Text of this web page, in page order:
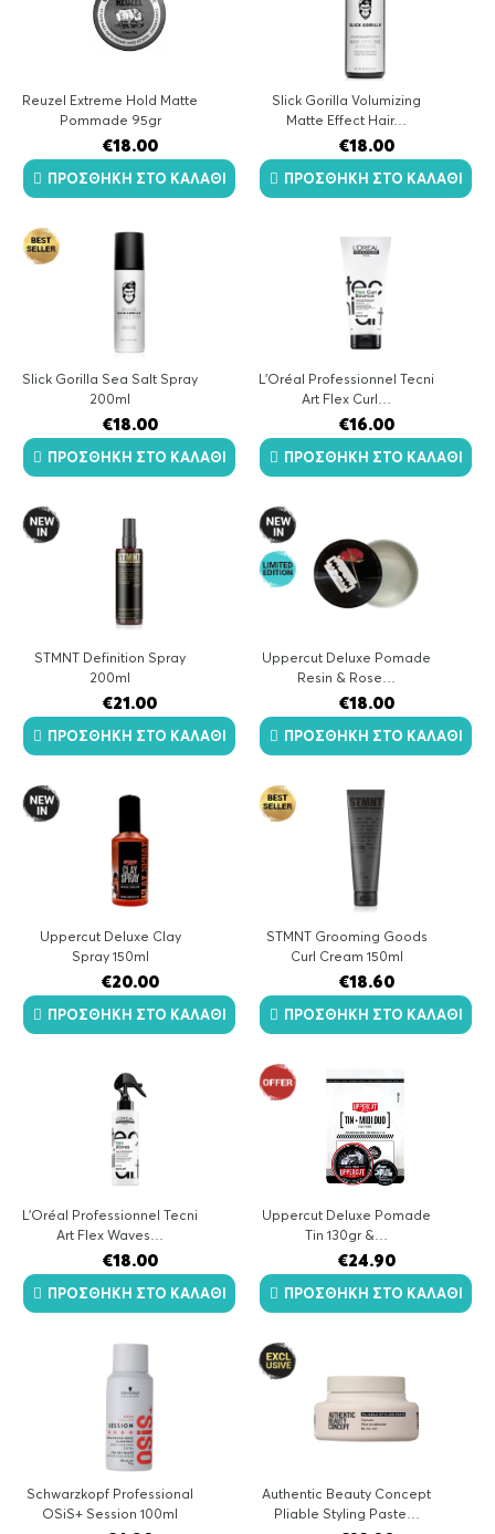
Reuzel Extreme Hold Matte
Pommade 95gr
€18.00
ΠΡΟΣΘΉΚΗ ΣΤΟ ΚΑΛΆΘΙ
Slick Gorilla Volumizing
Matte Effect Hair…
€18.00
ΠΡΟΣΘΉΚΗ ΣΤΟ ΚΑΛΆΘΙ
Slick Gorilla Sea Salt Spray
200ml
€18.00
ΠΡΟΣΘΉΚΗ ΣΤΟ ΚΑΛΆΘΙ
L’Oréal Professionnel Tecni
Art Flex Curl…
€16.00
ΠΡΟΣΘΉΚΗ ΣΤΟ ΚΑΛΆΘΙ
STMNT Definition Spray
200ml
€21.00
ΠΡΟΣΘΉΚΗ ΣΤΟ ΚΑΛΆΘΙ
Uppercut Deluxe Pomade
Resin & Rose…
€18.00
ΠΡΟΣΘΉΚΗ ΣΤΟ ΚΑΛΆΘΙ
Uppercut Deluxe Clay
Spray 150ml
€20.00
ΠΡΟΣΘΉΚΗ ΣΤΟ ΚΑΛΆΘΙ
STMNT Grooming Goods
Curl Cream 150ml
€18.60
ΠΡΟΣΘΉΚΗ ΣΤΟ ΚΑΛΆΘΙ
L’Oréal Professionnel Tecni
Art Flex Waves…
€18.00
ΠΡΟΣΘΉΚΗ ΣΤΟ ΚΑΛΆΘΙ
Uppercut Deluxe Pomade
Tin 130gr &…
€24.90
ΠΡΟΣΘΉΚΗ ΣΤΟ ΚΑΛΆΘΙ
Schwarzkopf Professional
OSiS+ Session 100ml
Authentic Beauty Concept
Pliable Styling Paste…